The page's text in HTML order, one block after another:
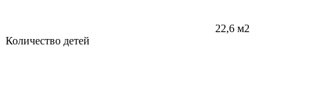
22,6 м2
Количество детей